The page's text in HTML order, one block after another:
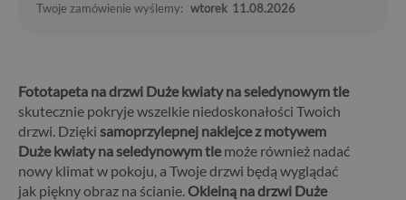
Twoje zamówienie wyślemy: wtorek 11.08.2026
Fototapeta na drzwi Duże kwiaty na seledynowym tle
skutecznie pokryje wszelkie niedoskonałości Twoich
drzwi. Dzięki samoprzylepnej naklejce z motywem
Duże kwiaty na seledynowym tlemoże również nadać
nowy klimat w pokoju, a Twoje drzwi będą wyglądać
jak piękny obraz na ścianie. Okleiną na drzwi Duże